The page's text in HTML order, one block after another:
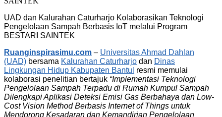
UAD dan Kalurahan Caturharjo Kolaborasikan Teknologi
Pengelolaan Sampah Berbasis IoT melalui Program
BESTARI SAINTEK
Ruanginspirasimu.com – Universitas Ahmad Dahlan
(UAD) bersama Kalurahan Caturharjo dan Dinas
Lingkungan Hidup Kabupaten Bantul resmi memulai
kolaborasi penelitian bertajuk “Implementasi Teknologi
Pengelolaan Sampah Terpadu di Rumah Kumpul Sampah
Dilengkapi Aplikasi Deteksi Emisi Gas Berbahaya dan Low-
Cost Vision Method Berbasis Internet of Things untuk
Mendorong Kesadaran dan Kemandirian Pengelolaan